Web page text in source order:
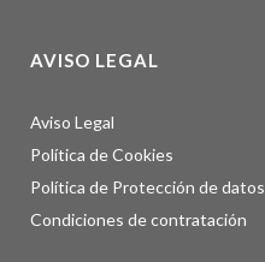
AVISO LEGAL
Aviso Legal
Política de Cookies
Política de Protección de datos
Condiciones de contratación